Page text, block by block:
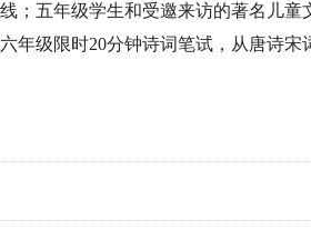
线；五年级学生和受邀来访的著名儿
六年级限时20分钟诗词笔试，从唐诗